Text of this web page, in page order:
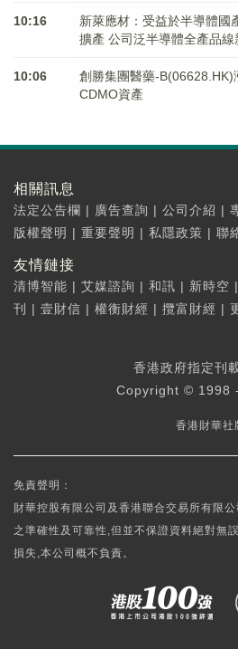
10:16
新萊應材：受益於半導體國
擴產 公司泛半導體全產品
10:06
創勝集團醫藥-B(06628.HK)
CDMO資產
相關訊息
法定公告欄 | 廣告查詢 | 公司介紹 |
版權聲明 | 重要聲明 | 私隱政策 | 聯
友情鏈接
清博智能 | 艾媒諮詢 | 和訊 | 新時空 |
刊
| 壹財信 | 權衡財經 | 攬富財經 |
香港政府指定刊
Copyright © 1998
香港財華社
免責聲明：
財華控股有限公司及香港聯合交易所有限
之準確性及可靠性,但並不保證資料絕對無
損失,本公司概不負責。